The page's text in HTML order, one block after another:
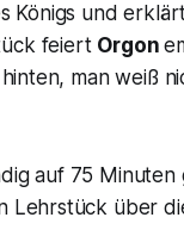
Königs und
feiert Orgon
man weiß
auf 75
Lehrstück über